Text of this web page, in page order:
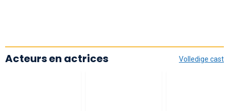
Volledige cast
Acteurs en actrices